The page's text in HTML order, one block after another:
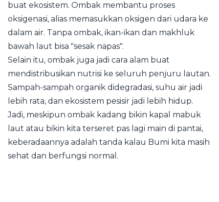
buat ekosistem. Ombak membantu proses
oksigenasi, alias memasukkan oksigen dari udara ke
dalam air. Tanpa ombak, ikan-ikan dan makhluk
bawah laut bisa "sesak napas".
Selain itu, ombak juga jadi cara alam buat
mendistribusikan nutrisi ke seluruh penjuru lautan.
Sampah-sampah organik didegradasi, suhu air jadi
lebih rata, dan ekosistem pesisir jadi lebih hidup.
Jadi, meskipun ombak kadang bikin kapal mabuk
laut atau bikin kita terseret pas lagi main di pantai,
keberadaannya adalah tanda kalau Bumi kita masih
sehat dan berfungsi normal.